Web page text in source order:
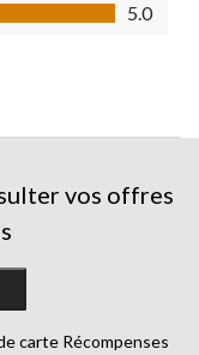
5.0
vos offres
carte Récompenses